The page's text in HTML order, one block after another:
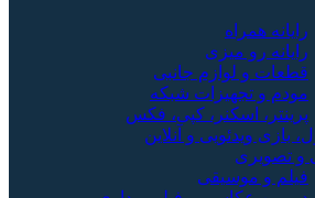
رایانه همراه
رایانه رو میزی
قطعات و لوازم جانبی
مودم و تجهیزات شبکه
پرینتر، اسکنر، کپی، فکس
بازی‌ ویدئویی و آنلاین
و تصویری
فیلم و موسیقی